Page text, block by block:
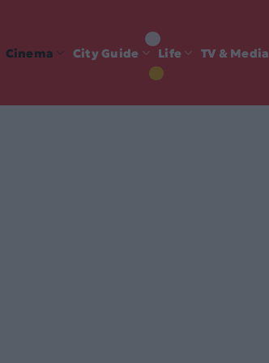
Cinema City Guide Life TV & Media